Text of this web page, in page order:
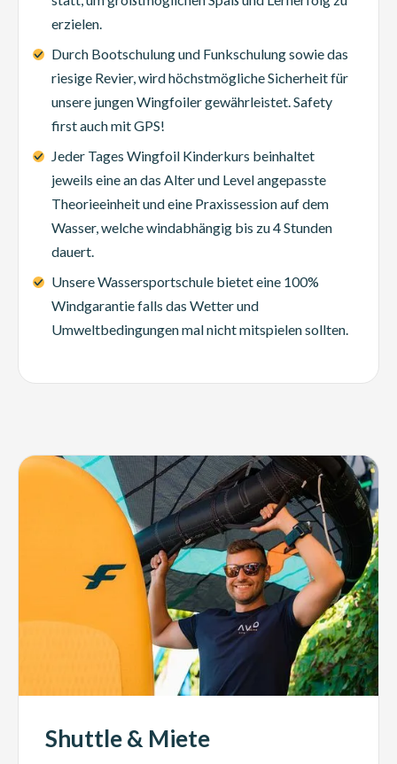
erzielen.
Durch Bootschulung und Funkschulung sowie das
riesige Revier, wird höchstmögliche Sicherheit für
unsere jungen Wingfoiler gewährleistet. Safety
first auch mit GPS!
Jeder Tages Wingfoil Kinderkurs beinhaltet
jeweils eine an das Alter und Level angepasste
Theorieeinheit und eine Praxissession auf dem
Wasser, welche windabhängig bis zu 4 Stunden
dauert.
Unsere Wassersportschule bietet eine 100%
Windgarantie falls das Wetter und
Umweltbedingungen mal nicht mitspielen sollten.
Shuttle & Miete